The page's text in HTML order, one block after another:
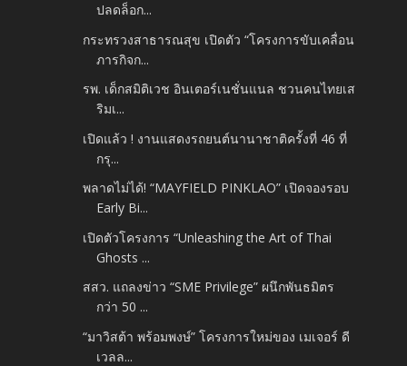
ปลดล็อก...
กระทรวงสาธารณสุข เปิดตัว “โครงการขับเคลื่อน
ภารกิจก...
รพ. เด็กสมิติเวช อินเตอร์เนชั่นแนล ชวนคนไทยเส
ริมเ...
เปิดแล้ว ! งานแสดงรถยนต์นานาชาติครั้งที่ 46 ที่
กรุ...
พลาดไม่ได้! “MAYFIELD PINKLAO” เปิดจองรอบ
Early Bi...
เปิดตัวโครงการ “Unleashing the Art of Thai
Ghosts ...
สสว. แถลงข่าว “SME Privilege” ผนึกพันธมิตร
กว่า 50 ...
“มาวิสต้า พร้อมพงษ์” โครงการใหม่ของ เมเจอร์ ดี
เวลล...